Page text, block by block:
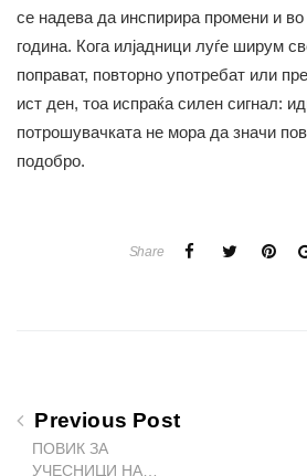
се надева да инспирира промени и во
година. Кога илјадници луѓе ширум
поправат, повторно употребат или
ист ден, тоа испраќа силен сигнал:
потрошувачката не мора да значи
подобро.
Share
Previous Post
ПОВИК ЗА
УЧЕСНИЦИ НА…